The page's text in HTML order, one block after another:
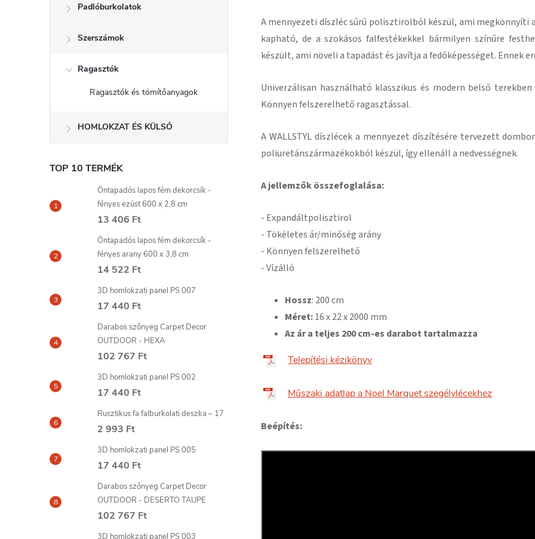
Padlóburkolatok
Szerszámok
Ragasztók
Ragasztók és tömítőanyagok
HOMLOKZAT ÉS KÜLSŐ
TOP 10 TERMÉK
Öntapadós lapos fém dekorcsík -
fényes ezüst 600 x 2,8 cm
13 406 Ft
Öntapadós lapos fém dekorcsík -
fényes arany 600 x 3,8 cm
14 522 Ft
3D homlokzati panel PS 007
17 440 Ft
Darabos szőnyeg Carpet Decor
OUTDOOR - HEXA
102 767 Ft
3D homlokzati panel PS 002
17 440 Ft
Rusztikus fa falburkolati deszka – 17
2 993 Ft
3D homlokzati panel PS 005
17 440 Ft
Darabos szőnyeg Carpet Decor
OUTDOOR - DESERTO TAUPE
102 767 Ft
3D homlokzati panel PS 003
A mennyezeti díszlécsűrű polisztirolból készül, ami megkönnyíti
kapható, de a szokásos falfestékekkel bármilyen színűre
készült, ami növeli a tapadást és javítja a fedőképességet. Ennek
Univerzálisan használható klasszikus és modern belső
Könnyen felszerelhető ragasztással.
A WALLSTYL díszlécek a mennyezet díszítésére tervezett
poliuretánszármazékokból készül, így ellenáll a nedvességnek.
A jellemzők összefoglalása:
- Expandáltpolisztirol
- Tökéletes ár/minőség arány
- Könnyen felszerelhető
- Vízálló
Hossz: 200 cm
Méret:16x 22 x 2000 mm
Az ár a teljes 200 cm-es darabot tartalmazza
Telepítési kézikönyv
Műszaki adatlap a Noel Marquet szegélylécekhez
Beépítés: